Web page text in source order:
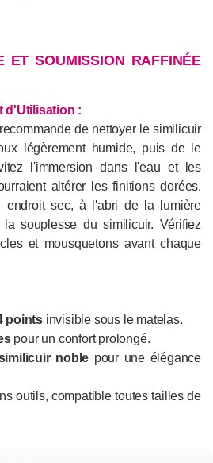
ET SOUMISSION RAFFINÉE
d'Utilisation :
de nettoyer le similicuir
légèrement humide, puis de le
l'immersion dans l'eau et les
altérer les finitions dorées.
endroit sec, à l'abri de la lumière
souplesse du similicuir. Vérifiez
et mousquetons avant chaque
points invisible sous le matelas.
pour un confort prolongé.
noble pour une élégance
outils, compatible toutes tailles de